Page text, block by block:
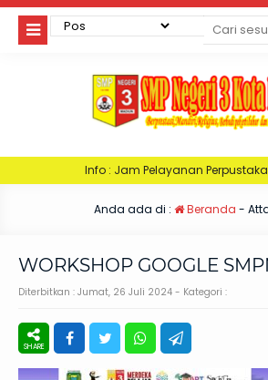
: Jam Pelayanan Perpustakaan Kartini
Anda ada di : Beranda -
WORKSHOP GOOGLE
Diterbitkan : Jumat, 26 Juli 2024 - Kategori :